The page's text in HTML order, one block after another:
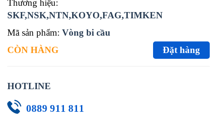
Thương hiệu:
SKF,NSK,NTN,KOYO,FAG,TIMKEN
Mã sản phẩm: Vòng bi cầu
CÒN HÀNG
Đặt hàng
HOTLINE
0889 911 811